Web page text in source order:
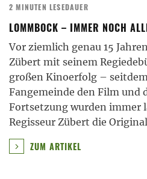
2 MINUTEN LESEDAUER
LOMMBOCK – IMMER NOCH
Vor ziemlich genau 15
Zübert mit seinem
großen Kinoerfolg –
Fangemeinde den Film und
Fortsetzung wurden immer
Regisseur Zübert die
ZUM ARTIKEL